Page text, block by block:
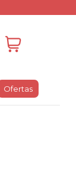
Ofertas